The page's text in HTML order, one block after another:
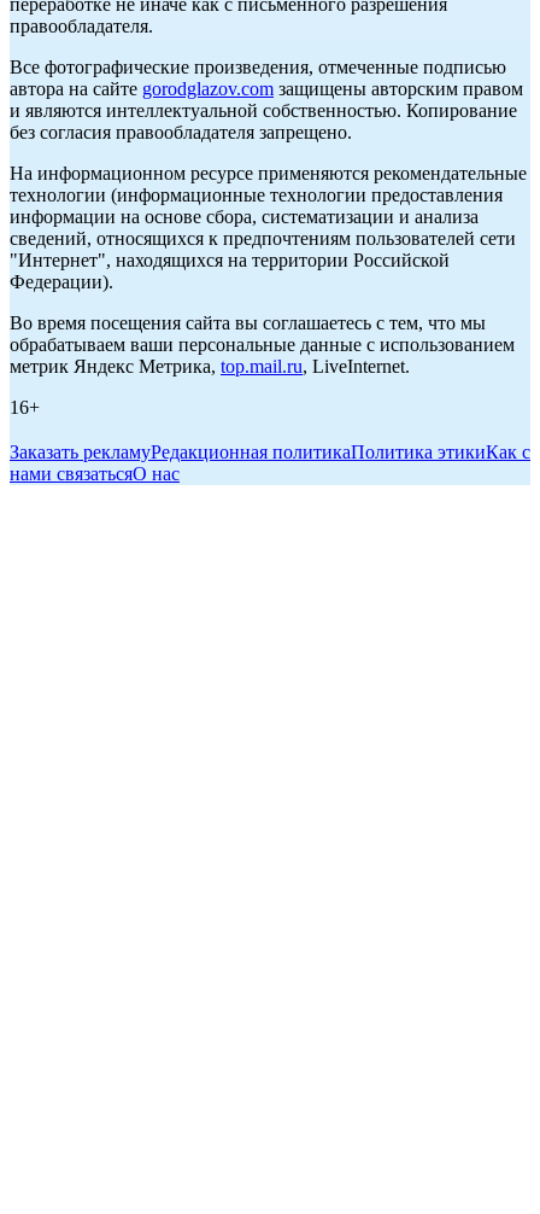
правообладателя.
Все фотографические произведения, отмеченные подписью
автора на сайте gorodglazov.com защищены авторским правом
и являются интеллектуальной собственностью. Копирование
без согласия правообладателя запрещено.
На информационном ресурсе применяются рекомендательные
технологии (информационные технологии предоставления
информации на основе сбора, систематизации и анализа
сведений, относящихся к предпочтениям пользователей сети
"Интернет", находящихся на территории Российской
Федерации).
Во время посещения сайта вы соглашаетесь с тем, что мы
обрабатываем ваши персональные данные с использованием
метрик Яндекс Метрика, top.mail.ru, LiveInternet.
16+
Заказать рекламуРедакционная политикаПолитика этикиКак с
нами связатьсяО нас